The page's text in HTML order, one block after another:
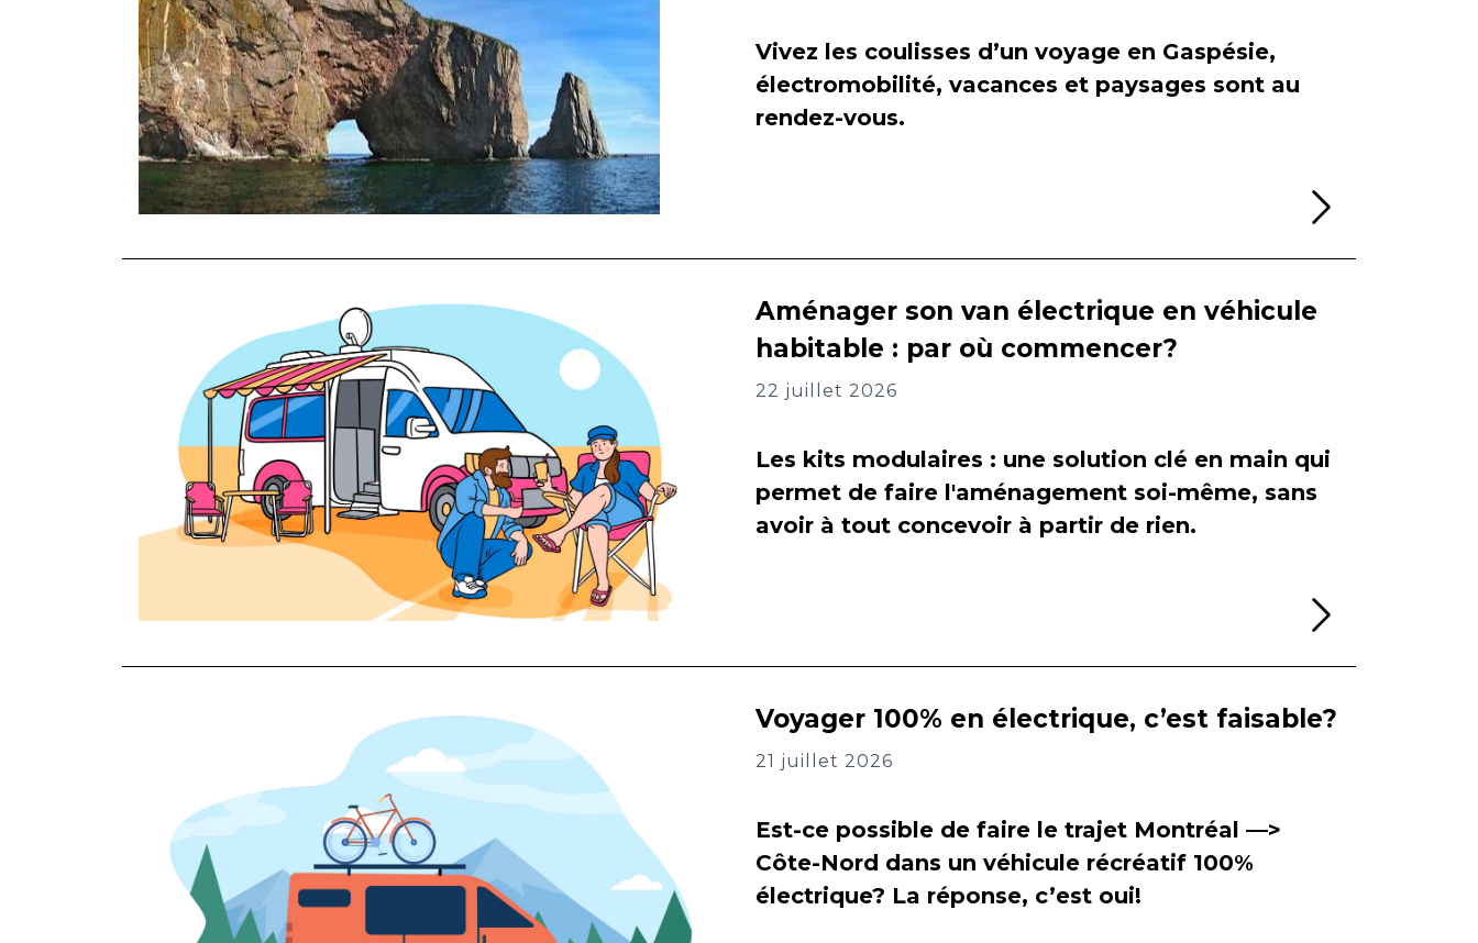
Vivez les coulisses d’un voyage en Gaspésie,
électromobilité, vacances et paysages sont au
rendez-vous.
Aménager son van électrique en véhicule
habitable : par où commencer?
22 juillet 2026
Les kits modulaires : une solution clé en main qui
permet de faire l'aménagement soi-même, sans
avoir à tout concevoir à partir de rien.
Voyager 100% en électrique, c’est faisable?
21 juillet 2026
Est-ce possible de faire le trajet Montréal —>
Côte-Nord dans un véhicule récréatif 100%
électrique? La réponse, c’est oui!